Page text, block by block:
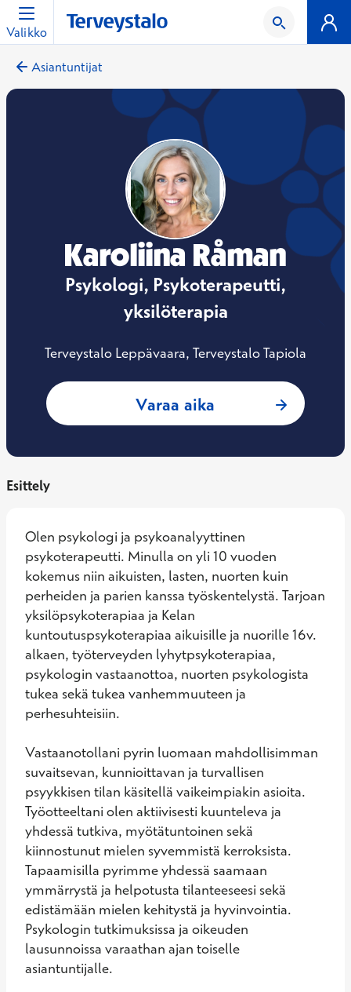
Valikko
Asiantuntijat
Karoliina Råman
Psykologi, Psykoterapeutti,
yksilöterapia
Terveystalo Leppävaara, Terveystalo Tapiola
Varaa aika : Karoliina
Esittely
Olen psykologi ja psykoanalyyttinen
psykoterapeutti. Minulla on yli 10 vuoden
kokemus niin aikuisten, lasten, nuorten kuin
perheiden ja parien kanssa työskentelystä. Tarjoan
yksilöpsykoterapiaa ja Kelan
kuntoutuspsykoterapiaa aikuisille ja nuorille 16v.
alkaen, työterveyden lyhytpsykoterapiaa,
psykologin vastaanottoa, nuorten psykologista
tukea sekä tukea vanhemmuuteen ja
perhesuhteisiin.
Vastaanotollani pyrin luomaan mahdollisimman
suvaitsevan, kunnioittavan ja turvallisen
psyykkisen tilan käsitellä vaikeimpiakin asioita.
Työotteeltani olen aktiivisesti kuunteleva ja
yhdessä tutkiva, myötätuntoinen sekä
kiinnostunut mielen syvemmistä kerroksista.
Tapaamisilla pyrimme yhdessä saamaan
ymmärrystä ja helpotusta tilanteeseesi sekä
edistämään mielen kehitystä ja hyvinvointia.
Psykologin tutkimuksissa ja oikeuden
lausunnoissa varaathan ajan toiselle
asiantuntijalle.